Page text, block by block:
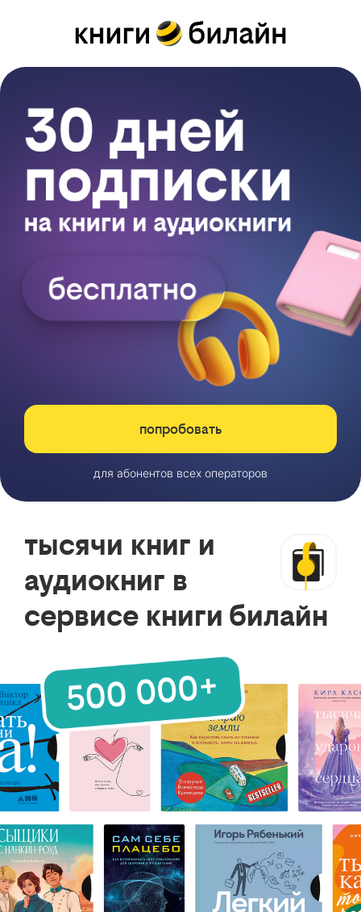
попробовать
для абонентов всех операторов
тысячи книг и
аудиокниг в
сервисе книги билайн